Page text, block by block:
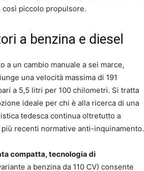
piccolo propulsore.
a benzina e diesel
a un cambio manuale a sei marce,
una velocità massima di 191
a 5,5 litri per 100 chilometri. Si tratta
ideale per chi è alla ricerca di una
tedesca continua oltretutto a
recenti normative anti-inquinamento.
compatta, tecnologia di
a benzina da 110 CV) consente